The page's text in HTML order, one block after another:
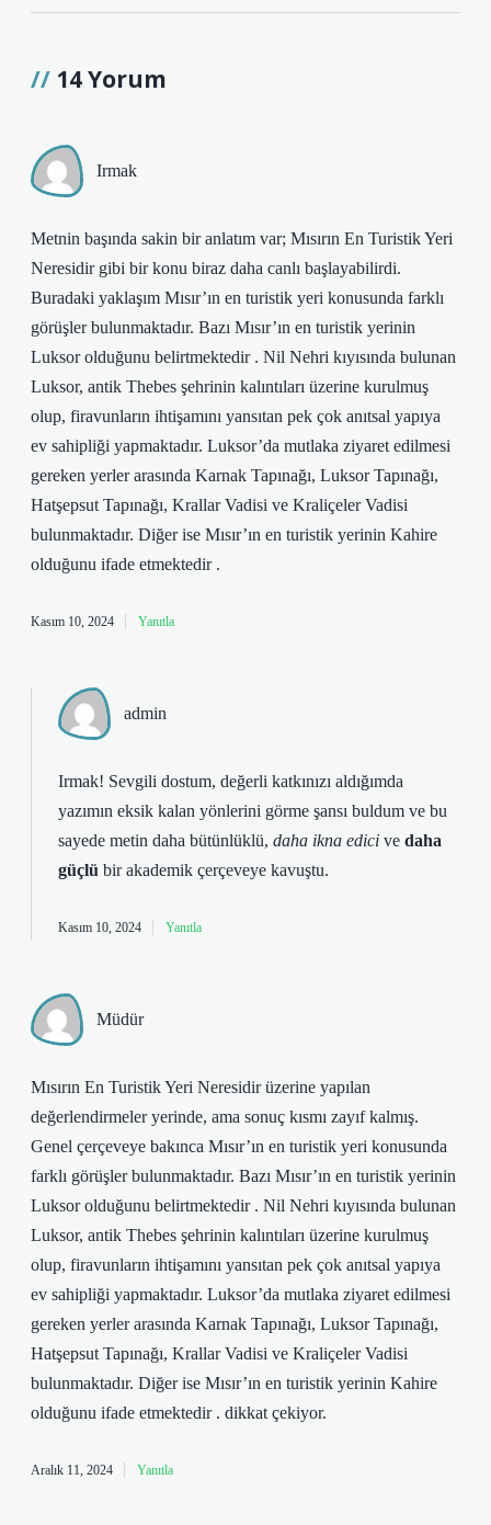
14 Yorum
Irmak
Metnin başında sakin bir anlatım var; Mısırın En Turistik Yeri
Neresidir gibi bir konu biraz daha canlı başlayabilirdi.
Buradaki yaklaşım Mısır’ın en turistik yeri konusunda farklı
görüşler bulunmaktadır. Bazı Mısır’ın en turistik yerinin
Luksor olduğunu belirtmektedir . Nil Nehri kıyısında bulunan
Luksor, antik Thebes şehrinin kalıntıları üzerine kurulmuş
olup, firavunların ihtişamını yansıtan pek çok anıtsal yapıya
ev sahipliği yapmaktadır. Luksor’da mutlaka ziyaret edilmesi
gereken yerler arasında Karnak Tapınağı, Luksor Tapınağı,
Hatşepsut Tapınağı, Krallar Vadisi ve Kraliçeler Vadisi
bulunmaktadır. Diğer ise Mısır’ın en turistik yerinin Kahire
olduğunu ifade etmektedir .
Kasım 10, 2024 Yanıtla
admin
Irmak! Sevgili dostum, değerli katkınızı aldığımda
yazımın eksik kalan yönlerini görme şansı buldum ve bu
sayede metin daha bütünlüklü, daha ikna edici ve daha
güçlü bir akademik çerçeveye kavuştu.
Kasım 10, 2024 Yanıtla
Müdür
Mısırın En Turistik Yeri Neresidir üzerine yapılan
değerlendirmeler yerinde, ama sonuç kısmı zayıf kalmış.
Genel çerçeveye bakınca Mısır’ın en turistik yeri konusunda
farklı görüşler bulunmaktadır. Bazı Mısır’ın en turistik yerinin
Luksor olduğunu belirtmektedir . Nil Nehri kıyısında bulunan
Luksor, antik Thebes şehrinin kalıntıları üzerine kurulmuş
olup, firavunların ihtişamını yansıtan pek çok anıtsal yapıya
ev sahipliği yapmaktadır. Luksor’da mutlaka ziyaret edilmesi
gereken yerler arasında Karnak Tapınağı, Luksor Tapınağı,
Hatşepsut Tapınağı, Krallar Vadisi ve Kraliçeler Vadisi
bulunmaktadır. Diğer ise Mısır’ın en turistik yerinin Kahire
olduğunu ifade etmektedir . dikkat çekiyor.
Aralık 11, 2024 Yanıtla